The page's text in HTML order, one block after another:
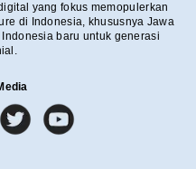
yang fokus memopulerkan
di Indonesia, khususnya Jawa
baru untuk generasi